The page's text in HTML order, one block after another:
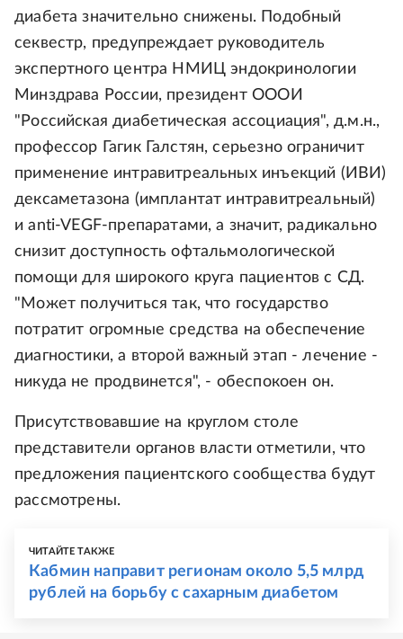
диабета значительно снижены. Подобный
секвестр, предупреждает руководитель
экспертного центра НМИЦ эндокринологии
Минздрава России, президент ОООИ
"Российская диабетическая ассоциация", д.м.н.,
профессор Гагик Галстян, серьезно ограничит
применение интравитреальных инъекций (ИВИ)
дексаметазона (имплантат интравитреальный)
и anti-VEGF-препаратами, а значит, радикально
снизит доступность офтальмологической
помощи для широкого круга пациентов с СД.
"Может получиться так, что государство
потратит огромные средства на обеспечение
диагностики, а второй важный этап - лечение -
никуда не продвинется", - обеспокоен он.
Присутствовавшие на круглом столе
представители органов власти отметили, что
предложения пациентского сообщества будут
рассмотрены.
ЧИТАЙТЕ ТАКЖЕ
Кабмин направит регионам около 5,5 млрд
рублей на борьбу с сахарным диабетом